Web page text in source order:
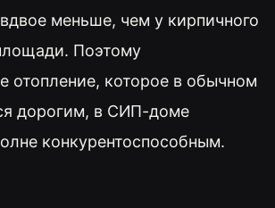
меньше, чем у кирпичного
Поэтому
отопление, которое в обычном
дорогим, в СИП-доме
конкурентоспособным.